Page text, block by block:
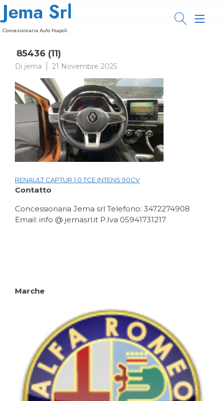
Passa
contenuto
Jema Srl
Concessionaria Auto Napoli
85436 (11)
Di jema 21 Novembre 2025
Navigazione
articoli
RENAULT CAPTUR 1.0 TCE INTENS 90CV
Contatto
Concessionaria Jema srl Telefono: 3472274908
Email: info @ jemasrl.it P.Iva 05941731217
Marche